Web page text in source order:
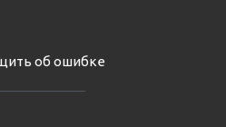
об ошибке